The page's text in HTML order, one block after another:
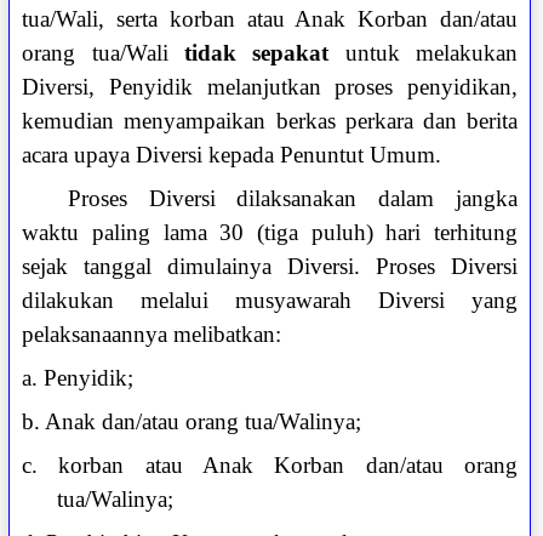
tua/Wali, serta korban atau Anak Korban dan/atau
orang tua/Wali tidak sepakat untuk melakukan
Diversi, Penyidik melanjutkan proses penyidikan,
kemudian menyampaikan berkas perkara dan berita
acara upaya Diversi kepada Penuntut Umum.
Proses Diversi dilaksanakan dalam jangka
waktu paling lama 30 (tiga puluh) hari terhitung
sejak tanggal dimulainya Diversi. Proses Diversi
dilakukan melalui musyawarah Diversi yang
pelaksanaannya melibatkan:
a. Penyidik;
b. Anak dan/atau orang tua/Walinya;
c. korban atau Anak Korban dan/atau orang
tua/Walinya;